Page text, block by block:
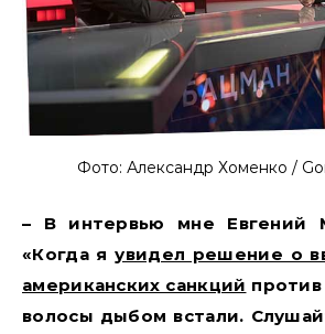
Фото: Александр Хоменко /
– В интервью мне Евгений
«Когда яувидел решение о
американских санкций
волосы дыбом встали.